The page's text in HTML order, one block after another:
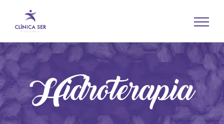
Hidroterapia